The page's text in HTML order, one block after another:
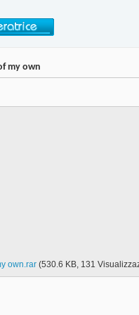
my own
own.rar‎ (530.6 KB, 131